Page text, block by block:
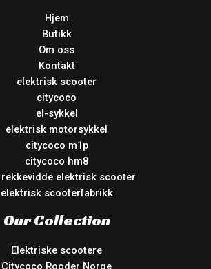
Hjem
Butikk
Om oss
Kontakt
elektrisk scooter
citycoco
el-sykkel
elektrisk motorsykkel
citycoco m1p
citycoco hm8
rekkevidde elektrisk scooter
elektrisk scooterfabrikk
Our Collection
Elektriske scootere
Citycoco Rooder Norge